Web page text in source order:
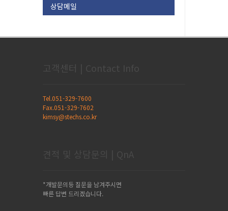
상담메일
고객센터 | Contact Info
Tel.051-329-7600
Fax.051-329-7602
kimsy@stechs.co.kr
견적 및 상담문의 | QnA
*개발문의등 질문을 남겨주시면
빠른 답변 드리겠습니다.